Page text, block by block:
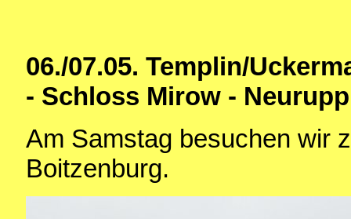
06./07.05. Templin/
- Schloss Mirow -
Am Samstag besuchen wir
Boitzenburg.